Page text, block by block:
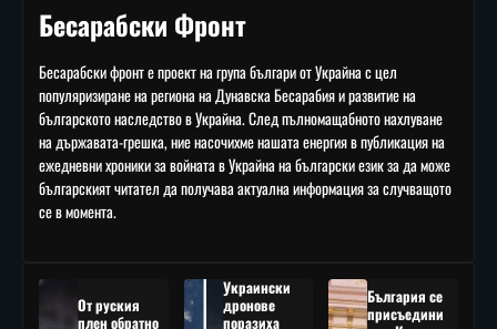
Бесарабски Фронт
Бесарабски фронт е проект на група българи от Украйна с цел
популяризиране на региона на Дунавска Бесарабия и развитие на
българското наследство в Украйна. След пълномащабното нахлуване
на държавата-грешка, ние насочихме нашата енергия в публикация на
ежедневни хроники за войната в Украйна на български език за да може
българският читател да получава актуална информация за случващото
се в момента.
От руския
плен обратно
Украински
дронове
поразиха
България се
присъедини